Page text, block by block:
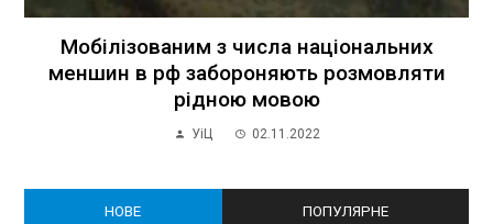
Мобілізованим з числа національних
меншин в рф забороняють розмовляти
рідною мовою
УіЦ 02.11.2022
НОВЕ ПОПУЛЯРНЕ